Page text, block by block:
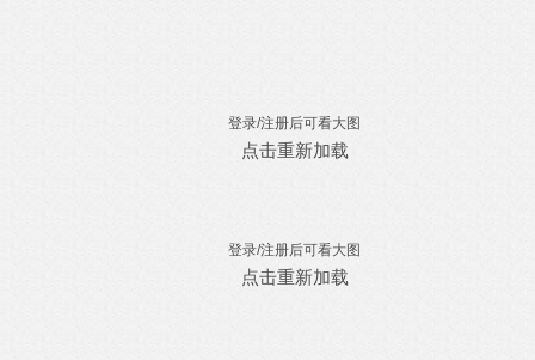
登录/注册后可看大图
点击重新加载
登录/注册后可看大图
点击重新加载